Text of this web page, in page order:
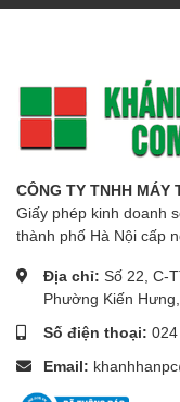
CÔNG TY TNHH MÁY
Giấy phép kinh doanh
thành phố Hà Nội cấp
Địa chỉ: Số 22, C-
Phường Kiến
Số điện thoại:
Email: